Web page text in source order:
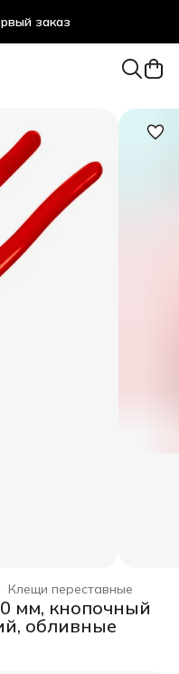
заказ
Клещи переставные
мм, кнопочный
обливные